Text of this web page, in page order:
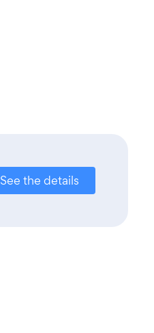
See the details